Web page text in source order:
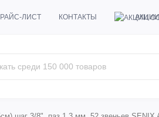
ЛИСТ КОНТАКТЫ АКЦИИ